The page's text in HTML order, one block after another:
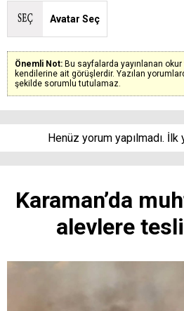
Avatar Seç
Önemli Not: Bu sayfalarda yayınlanan okur
kendilerine ait görüşlerdir. Yazılan
şekilde sorumlu tutulamaz.
Henüz yorum yapılmadı. İlk
Karaman’da
alevlere